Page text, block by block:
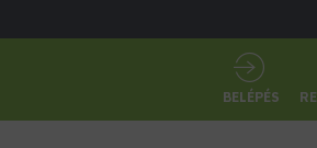
BELÉPÉS